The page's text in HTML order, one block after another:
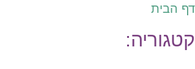
דף הבית
קטגוריה: